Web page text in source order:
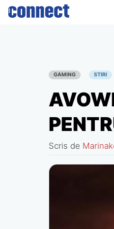
Skip
GAMING STIRI
Scris de